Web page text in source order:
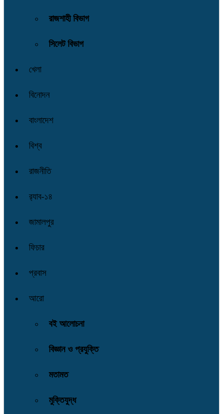
রাজশাহী বিভাগ
সিলেট বিভাগ
খেলা
বিনোদন
বাংলাদেশ
বিশ্ব
রাজনীতি
র‌্যাব-১৪
জামালপুর
ফিচার
প্রবাস
আরো
বই আলোচনা
বিজ্ঞান ও প্রযুক্তি
মতামত
মুক্তিযুদ্ধ